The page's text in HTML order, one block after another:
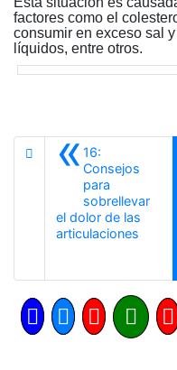
factores como el
consumir en exceso sal
líquidos, entre otros.
«16:
Consejos
para
sobrellevar
el dolor de las
articulaciones